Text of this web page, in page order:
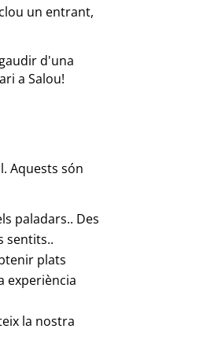
un entrant,
d'una
a Salou!
Aquests són
paladars.. Des
sentits..
plats
experiència
la nostra